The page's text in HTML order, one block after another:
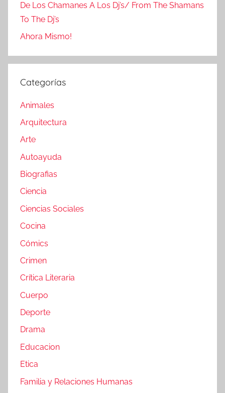
De Los Chamanes A Los Dj’s/ From The Shamans
To The Dj’s
Ahora Mismo!
Categorías
Animales
Arquitectura
Arte
Autoayuda
Biografias
Ciencia
Ciencias Sociales
Cocina
Cómics
Crimen
Crítica Literaria
Cuerpo
Deporte
Drama
Educacion
Etica
Familia y Relaciones Humanas